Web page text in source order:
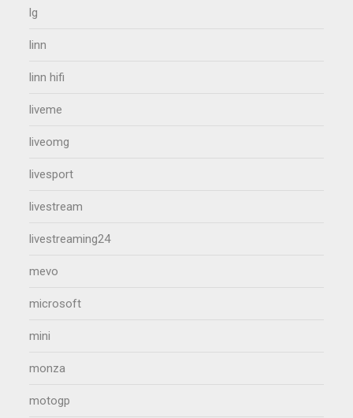
lg
linn
linn hifi
liveme
liveomg
livesport
livestream
livestreaming24
mevo
microsoft
mini
monza
motogp